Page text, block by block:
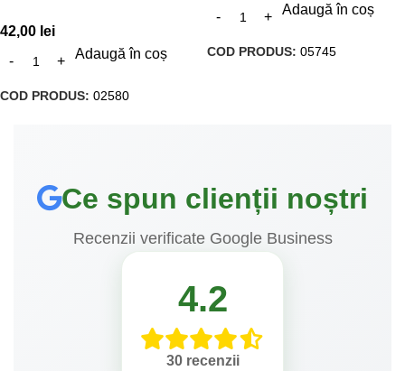
42,00 lei
Adaugă în coș
COD PRODUS: 02580
Adaugă în coș
COD PRODUS: 05745
Ce spun clienții noștri
Recenzii verificate Google Business
4.2
30 recenzii